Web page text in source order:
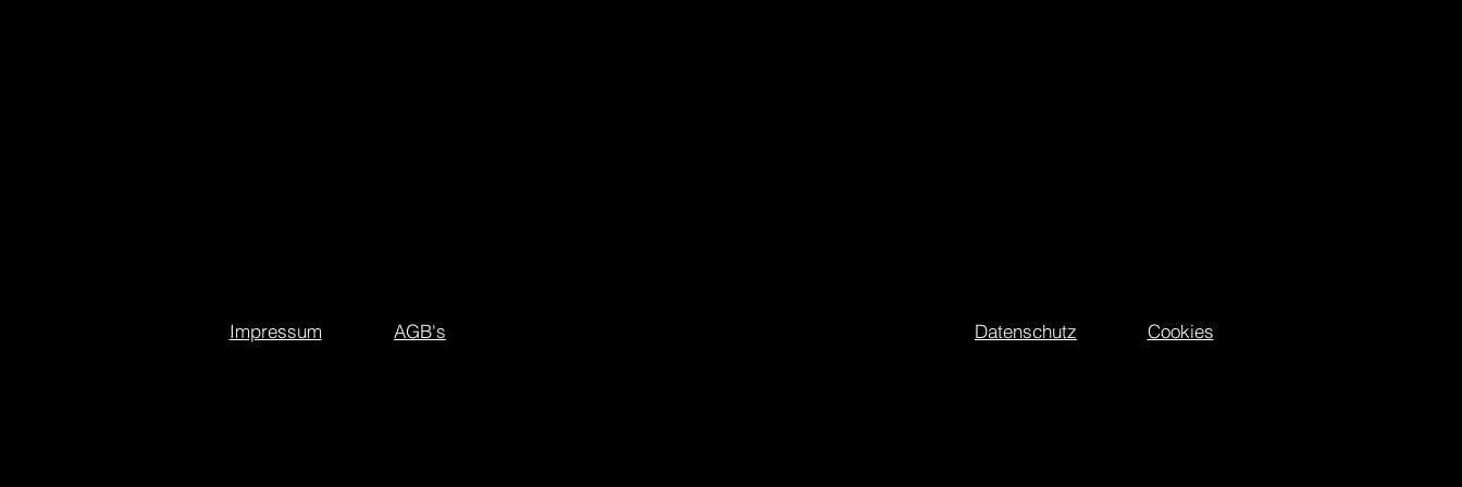
Impressum AGB's Datenschutz Cookies